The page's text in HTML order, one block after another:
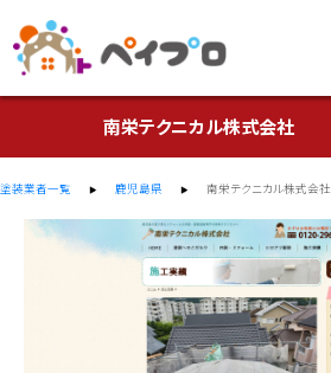
南栄テクニカル株式会社
塗装業者一覧 鹿児島県 南栄テクニカル株式会社